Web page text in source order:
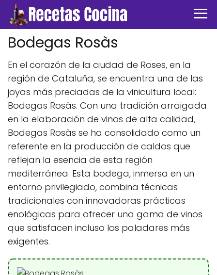
Bodegas Rosàs
En el corazón de la ciudad de Roses, en la
región de Cataluña, se encuentra una de las
joyas más preciadas de la vinicultura local:
Bodegas Rosàs. Con una tradición arraigada
en la elaboración de vinos de alta calidad,
Bodegas Rosàs se ha consolidado como un
referente en la producción de caldos que
reflejan la esencia de esta región
mediterránea. Esta bodega, inmersa en un
entorno privilegiado, combina técnicas
tradicionales con innovadoras prácticas
enológicas para ofrecer una gama de vinos
que satisfacen incluso los paladares más
exigentes.